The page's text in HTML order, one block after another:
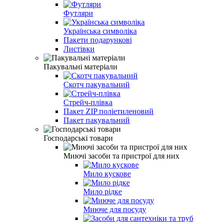
Футляри
Українська символіка
Пакети подарунковi
Листiвки
Пакувальні матеріали
Скотч пакувальний
Стрейч-плівка
Пакет ZIP полiетиленовий
Пакет пакувальний
Господарські товари
Миючі засоби та пристрої для них
Мило кускове
Мило рiдке
Миюче для посуду